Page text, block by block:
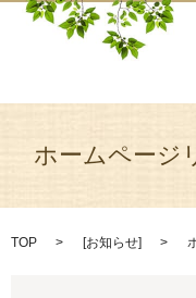
ホームページ
TOP [お知らせ]